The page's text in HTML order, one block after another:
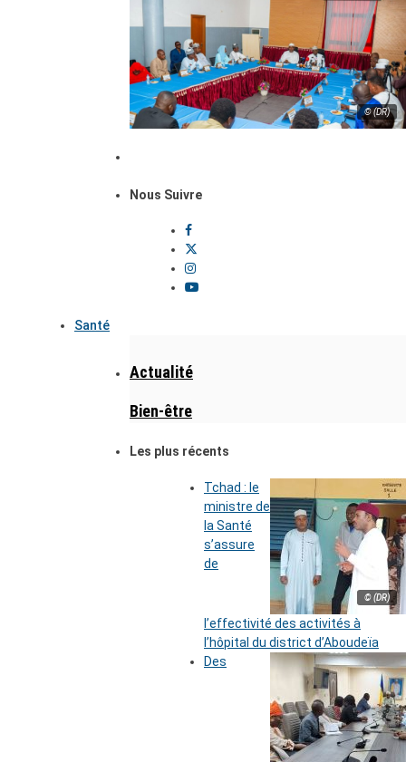
© (DR)
Nous Suivre
Santé
Actualité
Bien-être
Les plus récents
© (DR)
Tchad : le
ministre de
la Santé
s’assure
de
l’effectivité des activités à
l’hôpital du district d’Aboudeïa
Des